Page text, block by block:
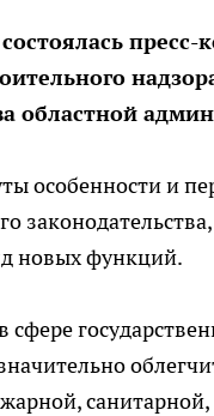
областной
особенности и
новых функций.